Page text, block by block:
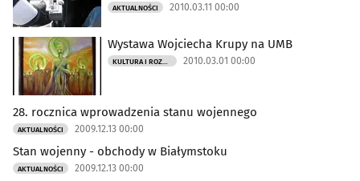
AKTUALNOŚCI 2010.03.11 00:00
Wystawa Wojciecha Krupy na UMB
KULTURA I ROZRYWKA 2010.03.01 00:00
28. rocznica wprowadzenia stanu wojennego
AKTUALNOŚCI 2009.12.13 00:00
Stan wojenny - obchody w Białymstoku
AKTUALNOŚCI 2009.12.13 00:00